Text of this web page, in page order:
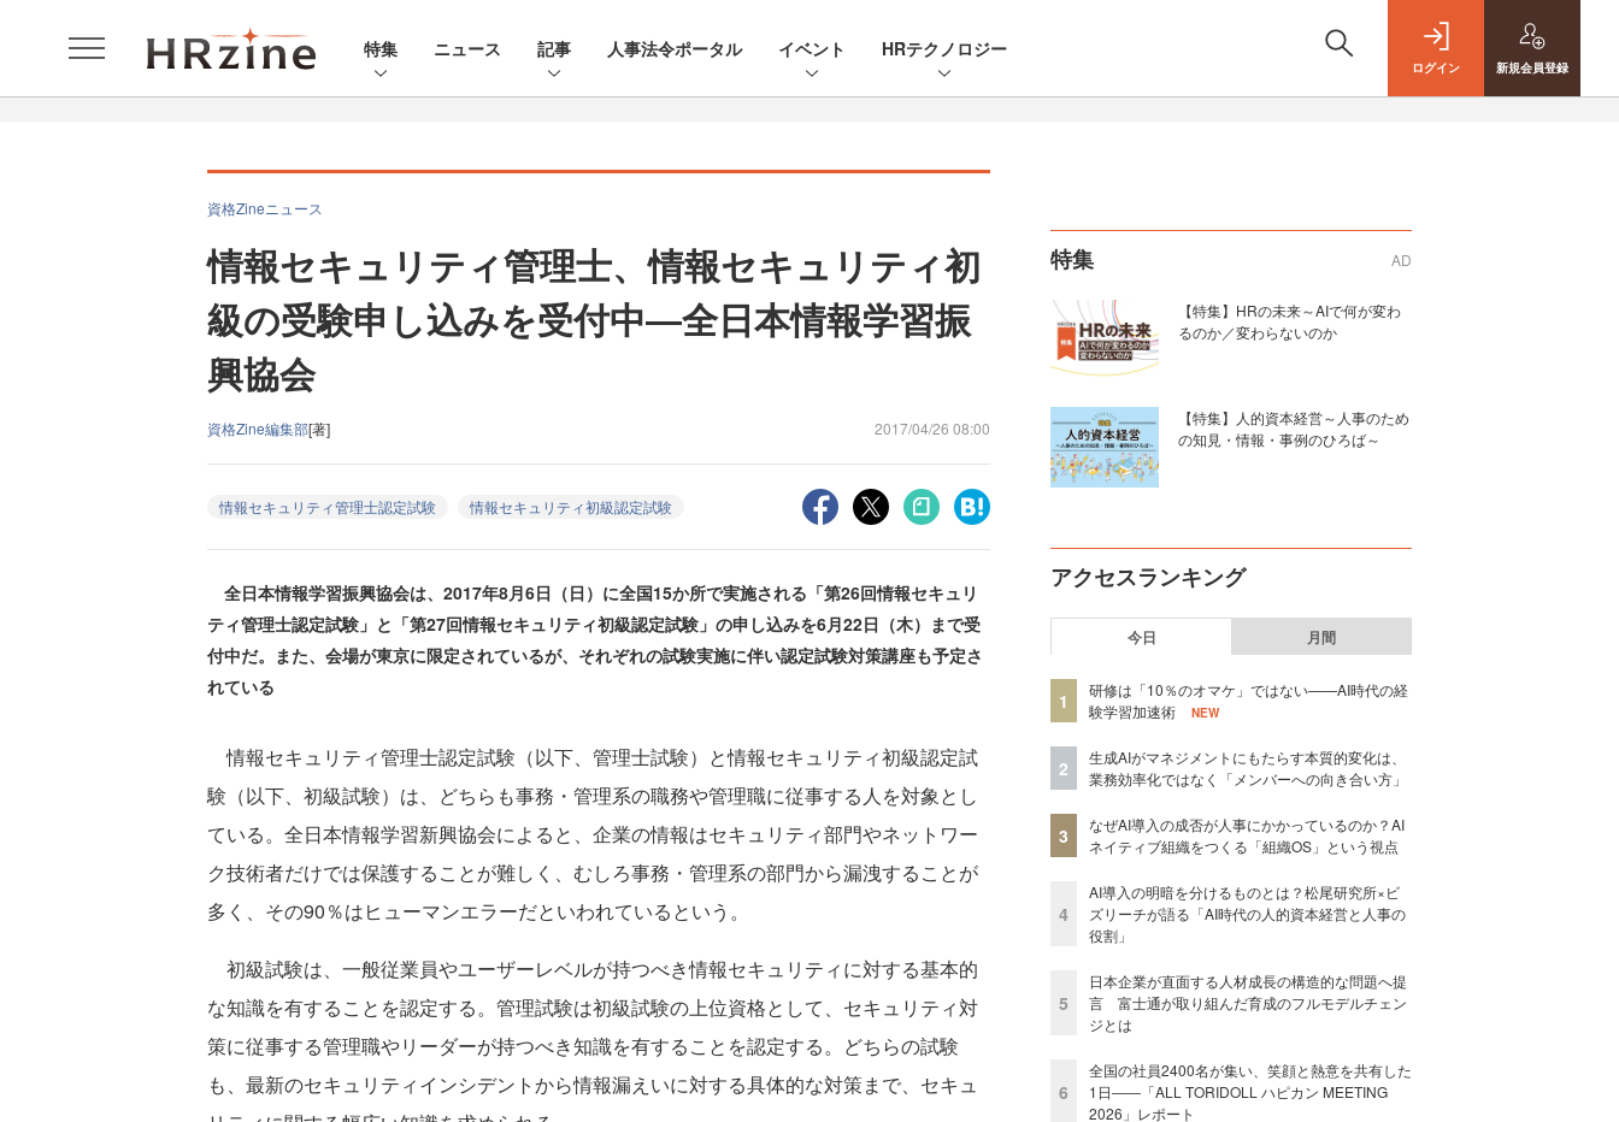
特集 ニュース 記事 人事法令ポータル イベント HRテクノロジー
ログイン 新規会員登録
資格Zineニュース
情報セキュリティ管理士、情報セキュリティ初
級の受験申し込みを受付中―全日本情報学習振
興協会
資格Zine編集部[著] 2017/04/26 08:00
情報セキュリティ管理士認定試験 情報セキュリティ初級認定試験
全日本情報学習振興協会は、2017年8月6日（日）に全国15か所で実施される「第26回情報セキュリ
ティ管理士認定試験」と「第27回情報セキュリティ初級認定試験」の申し込みを6月22日（木）まで受
付中だ。また、会場が東京に限定されているが、それぞれの試験実施に伴い認定試験対策講座も予定さ
れている
情報セキュリティ管理士認定試験（以下、管理士試験）と情報セキュリティ初級認定試
験（以下、初級試験）は、どちらも事務・管理系の職務や管理職に従事する人を対象とし
ている。全日本情報学習新興協会によると、企業の情報はセキュリティ部門やネットワー
ク技術者だけでは保護することが難しく、むしろ事務・管理系の部門から漏洩することが
多く、その90％はヒューマンエラーだといわれているという。
初級試験は、一般従業員やユーザーレベルが持つべき情報セキュリティに対する基本的
な知識を有することを認定する。管理試験は初級試験の上位資格として、セキュリティ対
策に従事する管理職やリーダーが持つべき知識を有することを認定する。どちらの試験
も、最新のセキュリティインシデントから情報漏えいに対する具体的な対策まで、セキュ
特集 AD
【特集】HRの未来～AIで何が変わ
るのか／変わらないのか
【特集】人的資本経営～人事のため
の知見・情報・事例のひろば～
アクセスランキング
今日 月間
1
研修は「10％のオマケ」ではない——AI時代の経
験学習加速術
NEW
2
生成AIがマネジメントにもたらす本質的変化は、
業務効率化ではなく「メンバーへの向き合い方」
3
なぜAI導入の成否が人事にかかっているのか？AI
ネイティブ組織をつくる「組織OS」という視点
4
AI導入の明暗を分けるものとは？松尾研究所×ビ
ズリーチが語る「AI時代の人的資本経営と人事の
役割」
5
日本企業が直面する人材成長の構造的な問題へ提
言 富士通が取り組んだ育成のフルモデルチェン
ジとは
6
全国の社員2400名が集い、笑顔と熱意を共有した
1日――「ALL TORIDOLL ハピカン MEETING
2026」レポート